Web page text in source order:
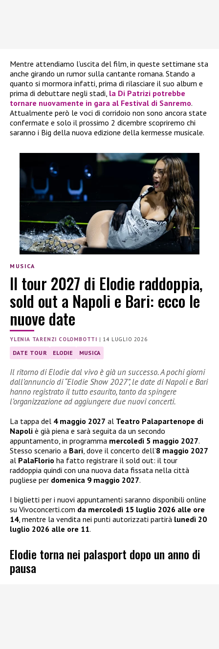
Mentre attendiamo l’uscita del film, in queste settimane sta
anche girando un rumor sulla cantante romana. Stando a
quanto si mormora infatti, prima di rilasciare il suo album e
prima di debuttare negli stadi, la Di Patrizi potrebbe
tornare nuovamente in gara al Festival di Sanremo.
Attualmente però le voci di corridoio non sono ancora state
confermate e solo il prossimo 2 dicembre scopriremo chi
saranno i Big della nuova edizione della kermesse musicale.
MUSICA
Il tour 2027 di Elodie raddoppia,
sold out a Napoli e Bari: ecco le
nuove date
YLENIA TARENZI COLOMBOTTI | 14 LUGLIO 2026
DATE TOUR ELODIE MUSICA
Il ritorno di Elodie dal vivo è già un successo. A pochi giorni
dall’annuncio di “Elodie Show 2027”, le date di Napoli e Bari
hanno registrato il tutto esaurito, tanto da spingere
l’organizzazione ad aggiungere due nuovi concerti.
La tappa del 4 maggio 2027 al Teatro Palapartenope di
Napoli è già piena e sarà seguita da un secondo
appuntamento, in programma mercoledì 5 maggio 2027.
Stesso scenario a Bari, dove il concerto dell’8 maggio 2027
al PalaFlorio ha fatto registrare il sold out: il tour
raddoppia quindi con una nuova data fissata nella città
pugliese per domenica 9 maggio 2027.
I biglietti per i nuovi appuntamenti saranno disponibili online
su Vivoconcerti.com da mercoledì 15 luglio 2026 alle ore
14, mentre la vendita nei punti autorizzati partirà lunedì 20
luglio 2026 alle ore 11.
Elodie torna nei palasport dopo un anno di
pausa